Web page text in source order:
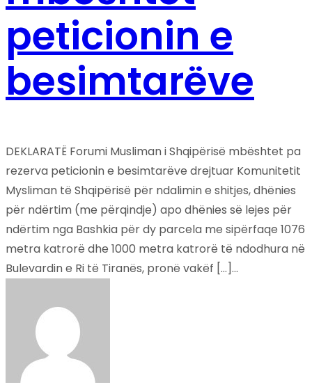
peticionin e
besimtarëve
DEKLARATË Forumi Musliman i Shqipërisë mbështet pa
rezerva peticionin e besimtarëve drejtuar Komunitetit
Mysliman të Shqipërisë për ndalimin e shitjes, dhënies
për ndërtim (me përqindje) apo dhënies së lejes për
ndërtim nga Bashkia për dy parcela me sipërfaqe 1076
metra katrorë dhe 1000 metra katrorë të ndodhura në
Bulevardin e Ri të Tiranës, pronë vakëf […]...